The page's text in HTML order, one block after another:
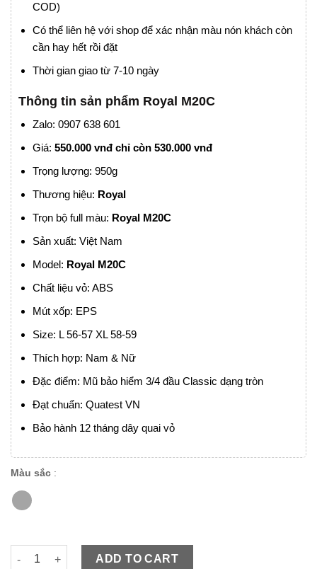
COD)
Có thể liên hệ với shop để xác nhận màu nón khách còn
cần hay hết rồi đặt
Thời gian giao từ 7-10 ngày
Thông tin sản phẩm Royal M20C
Zalo: 0907 638 601
Giá: 550.000 vnđ chỉ còn 530.000 vnđ
Trọng lượng: 950g
Thương hiệu: Royal
Trọn bộ full màu: Royal M20C
Sản xuất: Việt Nam
Model: Royal M20C
Chất liệu vỏ: ABS
Mút xốp: EPS
Size: L 56-57 XL 58-59
Thích hợp: Nam & Nữ
Đặc điểm: Mũ bảo hiểm 3/4 đầu Classic dạng tròn
Đạt chuẩn: Quatest VN
Bảo hành 12 tháng dây quai vỏ
Màu sắc :
Royal M20C Bạc Bóng chính hãng giảm ngay 100K khi đặt
ADD TO CART